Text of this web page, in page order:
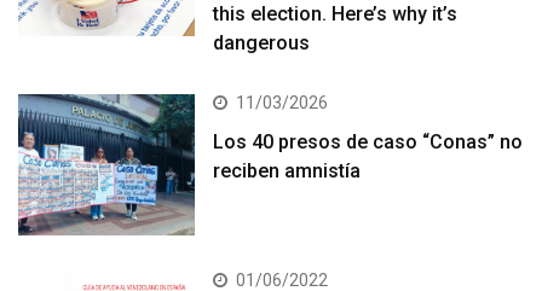
this election. Here’s why it’s
dangerous
11/03/2026
Los 40 presos de caso “Conas” no
reciben amnistía
01/06/2022